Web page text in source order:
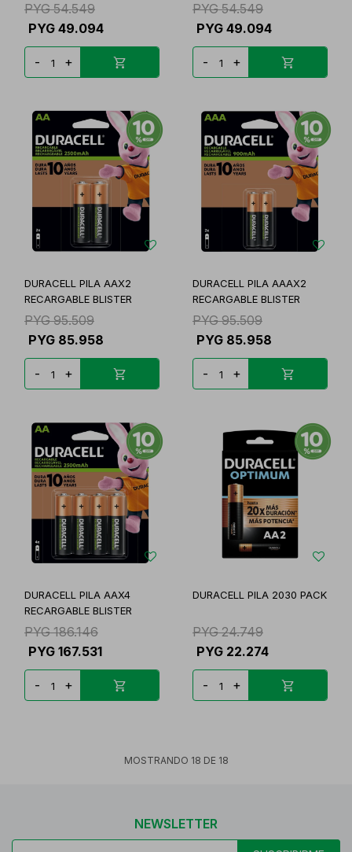
PYG 54.549
PYG 49.094
- +
PYG 54.549
PYG 49.094
- +
DURACELL PILA AAX2
RECARGABLE BLISTER
PYG 95.509
PYG 85.958
- +
DURACELL PILA AAAX2
RECARGABLE BLISTER
PYG 95.509
PYG 85.958
- +
DURACELL PILA AAX4
RECARGABLE BLISTER
PYG 186.146
PYG 167.531
- +
DURACELL PILA 2030 PACK
PYG 24.749
PYG 22.274
- +
MOSTRANDO 18 DE 18
NEWSLETTER